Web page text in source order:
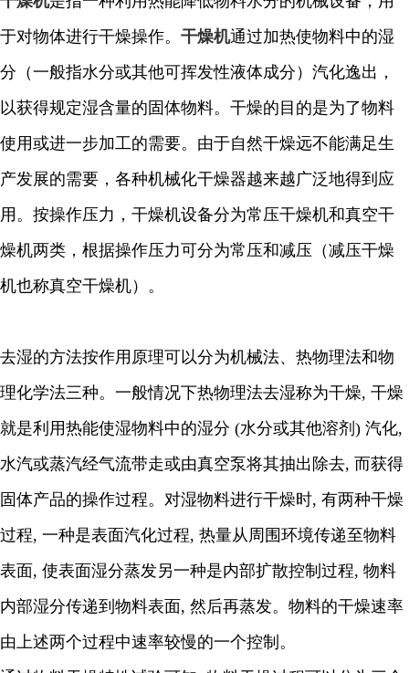
于对物体进行干燥操作。 干燥机通过加热使物料中的湿
分（一般指水分或其他可挥发性液体成分）汽化逸出，
以获得规定湿含量的固体物料。干燥的目的是为了物料
使用或进一步加工的需要。由于自然干燥远不能满足生
产发展的需要，各种机械化干燥器越来越广泛地得到应
用。按操作压力，干燥机设备分为常压干燥机和真空干
燥机两类，根据操作压力可分为常压和减压（减压干燥
机也称真空干燥机）。
去湿的方法按作用原理可以分为机械法、热物理法和物
理化学法三种。一般情况下热物理法去湿称为干燥, 干燥
就是利用热能使湿物料中的湿分 (水分或其他溶剂) 汽化,
水汽或蒸汽经气流带走或由真空泵将其抽出除去, 而获得
固体产品的操作过程。对湿物料进行干燥时, 有两种干燥
过程, 一种是表面汽化过程, 热量从周围环境传递至物料
表面, 使表面湿分蒸发另一种是内部扩散控制过程, 物料
内部湿分传递到物料表面, 然后再蒸发。物料的干燥速率
由上述两个过程中速率较慢的一个控制。